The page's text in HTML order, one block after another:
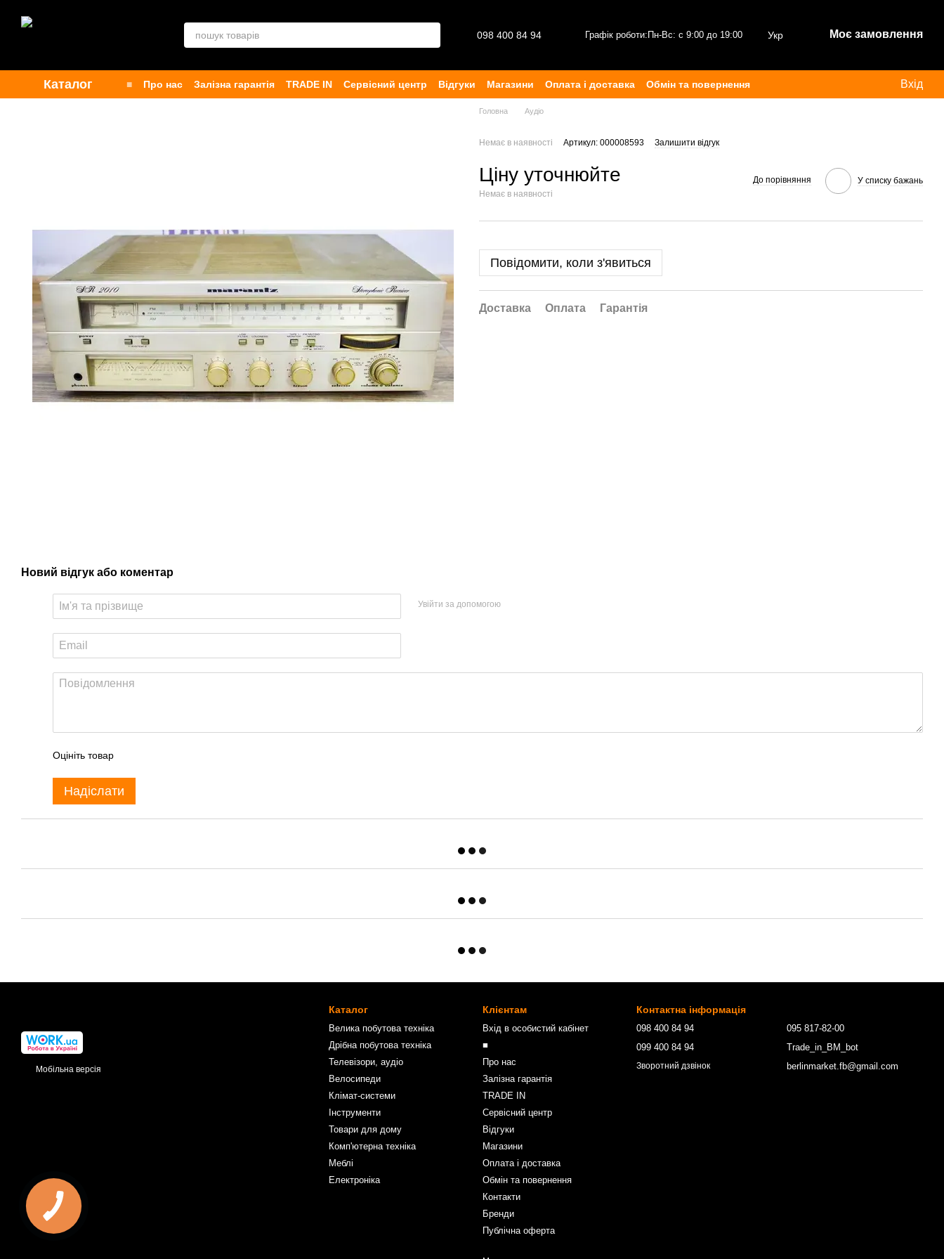
098 400 84 94‬ Графік роботи: Пн-Вс: с 9:00 до 19:00 Укр Моє замовлення
Каталог ■ Про нас Залізна гарантія TRADE IN Сервісний центр Відгуки Магазини Оплата і доставка
Обмін та повернення
Контакти
Бренди Публічна оферта
Вхід
Головна Аудіо
Немає в наявності Артикул: 000008593 Залишити відгук
Ціну уточнюйте
Немає в наявності
До порівняння У списку бажань
Повідомити, коли з'явиться
Доставка Оплата Гарантія
Новий відгук або коментар
Увійти за допомогою
Оцініть товар
Надіслати
Мобільна версія
Каталог
Велика побутова техніка
Дрібна побутова техніка
Телевізори, аудіо
Велосипеди
Клімат-системи
Інструменти
Товари для дому
Комп'ютерна техніка
Меблі
Електроніка
Клієнтам
Вхід в особистий кабінет
■
Про нас
Залізна гарантія
TRADE IN
Сервісний центр
Відгуки
Магазини
Оплата і доставка
Обмін та повернення
Контакти
Бренди
Публічна оферта
Контактна інформація
098 400 84 94‬
099 400 84 94
Зворотний дзвінок
095 817-82-00
Trade_in_BM_bot
berlinmarket.fb@gmail.com